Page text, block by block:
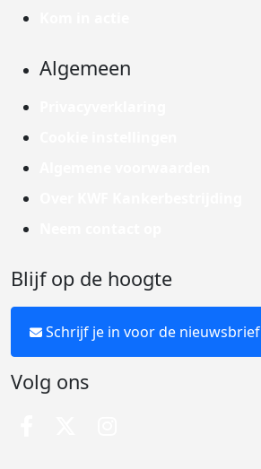
Algemeen
Blijf op de hoogte
Schrijf je in voor de nieuwsbrief
Volg ons